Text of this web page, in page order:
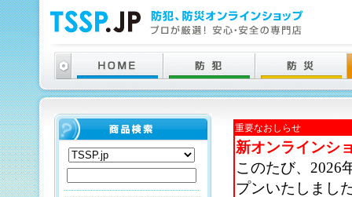
重要なおしらせ
新オンラインシ
このたび、2026
プンいたしまし